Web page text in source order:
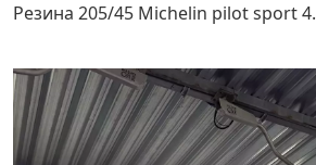
Резина 205/45 Michelin pilot sport 4.